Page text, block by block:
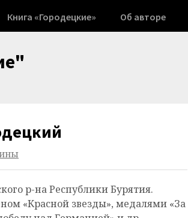
Книга «Городецкие» Об авторе
р-на Республики Бурятия.
«Красной звезды», медалями «За